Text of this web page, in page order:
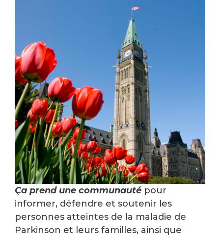
Ça prend une communauté pour
informer, défendre et soutenir les
personnes atteintes de la maladie de
Parkinson et leurs familles, ainsi que